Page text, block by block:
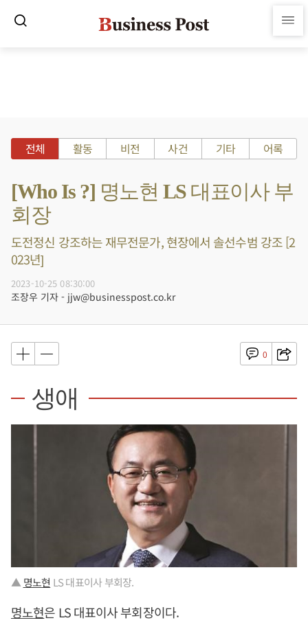
전체 활동 비전 사건 기타 어록
[Who Is ?] 명노현 LS 대표이사 부
회장
도전정신 강조하는 재무전문가, 현장에서 솔선수범 강조 [2
023년]
2023-10-25 08:30:00
조장우 기자 - jjw@businesspost.co.kr
0
생애
▲ 명노현 LS 대표이사 부회장.
명노현은 LS 대표이사 부회장이다.